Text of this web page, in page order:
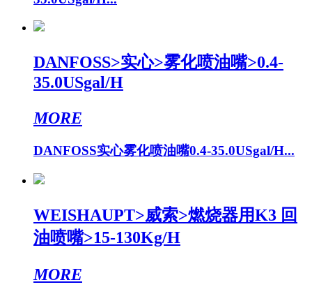
DANFOSS>实心>雾化喷油嘴>0.4-
35.0USgal/H
MORE
DANFOSS实心雾化喷油嘴0.4-35.0USgal/H...
WEISHAUPT>威索>燃烧器用K3 回
油喷嘴>15-130Kg/H
MORE